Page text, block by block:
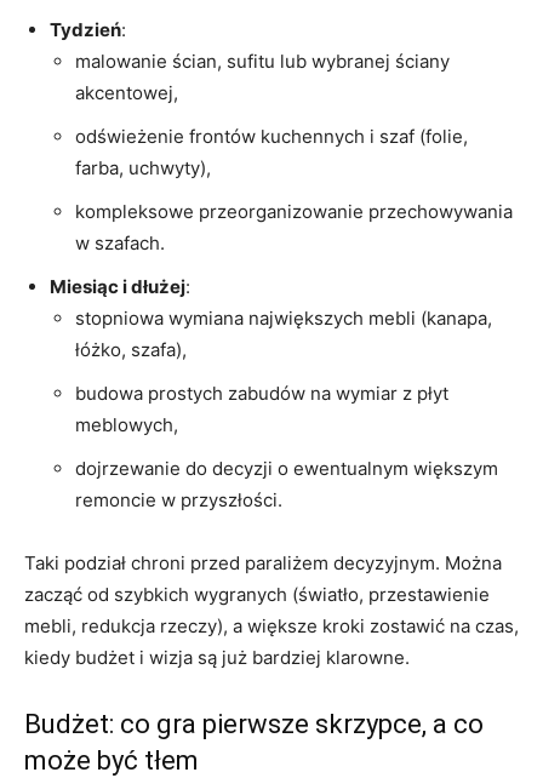
Tydzień:
malowanie ścian, sufitu lub wybranej ściany
akcentowej,
odświeżenie frontów kuchennych i szaf (folie,
farba, uchwyty),
kompleksowe przeorganizowanie przechowywania
w szafach.
Miesiąc i dłużej:
stopniowa wymiana największych mebli (kanapa,
łóżko, szafa),
budowa prostych zabudów na wymiar z płyt
meblowych,
dojrzewanie do decyzji o ewentualnym większym
remoncie w przyszłości.
Taki podział chroni przed paraliżem decyzyjnym. Można
zacząć od szybkich wygranych (światło, przestawienie
mebli, redukcja rzeczy), a większe kroki zostawić na czas,
kiedy budżet i wizja są już bardziej klarowne.
Budżet: co gra pierwsze skrzypce, a co
może być tłem